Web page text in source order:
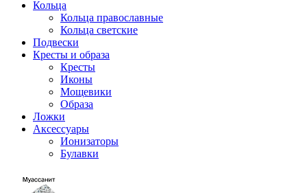
Кольца
Кольца православные
Кольца светские
Подвески
Кресты и образа
Кресты
Иконы
Мощевики
Образа
Ложки
Аксессуары
Ионизаторы
Булавки